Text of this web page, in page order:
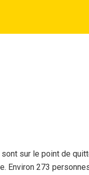
sur le point de
Environ 273